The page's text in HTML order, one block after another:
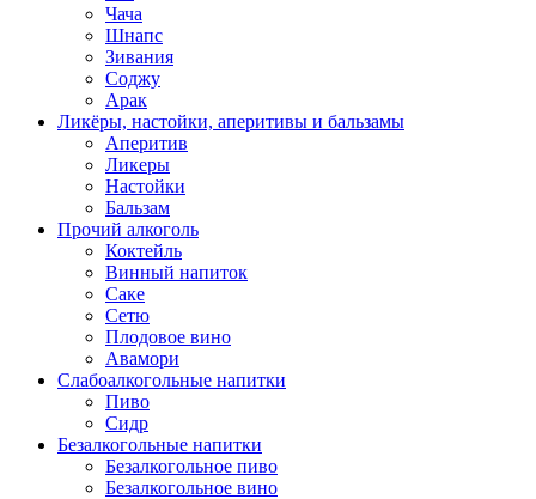
Чача
Шнапс
Зивания
Соджу
Арак
Ликёры, настойки, аперитивы и бальзамы
Аперитив
Ликеры
Настойки
Бальзам
Прочий алкоголь
Коктейль
Винный напиток
Саке
Сетю
Плодовое вино
Авамори
Слабоалкогольные напитки
Пиво
Сидр
Безалкогольные напитки
Безалкогольное пиво
Безалкогольное вино